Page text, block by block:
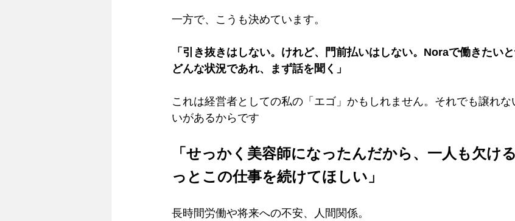
一方で、こうも決めています。
「引き抜きはしない。けれど、門前払いはしない。Noraで働きたいと
どんな状況であれ、まず話を聞く」
これは経営者としての私の「エゴ」かもしれません。それでも譲れ
いがあるからです
「せっかく美容師になったんだから、一人も欠け
っとこの仕事を続けてほしい」
長時間労働や将来への不安、人間関係。